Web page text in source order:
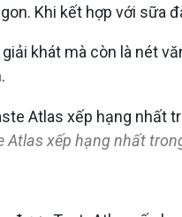
Khi kết hợp với sữa
khát mà còn là nét
Atlas xếp hạng nhất